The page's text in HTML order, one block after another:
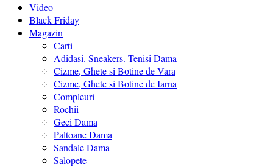
Video
Black Friday
Magazin
Carti
Adidasi. Sneakers. Tenisi Dama
Cizme, Ghete si Botine de Vara
Cizme, Ghete si Botine de Iarna
Compleuri
Rochii
Geci Dama
Paltoane Dama
Sandale Dama
Salopete